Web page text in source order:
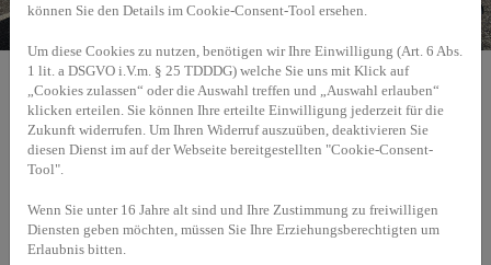
Home » Motorsport » Sports Car Challenge 2026
Termine 2026
17.-19. April 2026
Mugello (I) - P9-Challenge (Gast Starter)
08.-10. Mai 2026
können Sie den Details im Cookie-Consent-Tool ersehen.
Um diese Cookies zu nutzen, benötigen wir Ihre Einwilligung (Art. 6 Abs.
1 lit. a DSGVO i.V.m. § 25 TDDDG) welche Sie uns mit Klick auf
„Cookies zulassen“ oder die Auswahl treffen und „Auswahl erlauben“
klicken erteilen. Sie können Ihre erteilte Einwilligung jederzeit für die
Zukunft widerrufen. Um Ihren Widerruf auszuüben, deaktivieren Sie
diesen Dienst im auf der Webseite bereitgestellten "Cookie-Consent-
Tool".
Wenn Sie unter 16 Jahre alt sind und Ihre Zustimmung zu freiwilligen
Diensten geben möchten, müssen Sie Ihre Erziehungsberechtigten um
Erlaubnis bitten.